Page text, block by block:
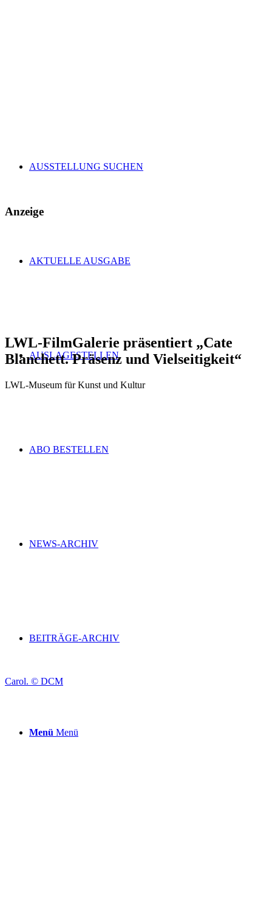
AUSSTELLUNG SUCHEN
AKTUELLE AUSGABE
AUSLAGESTELLEN
ABO BESTELLEN
NEWS-ARCHIV
BEITRÄGE-ARCHIV
Menü Menü
Anzeige
LWL-FilmGalerie präsentiert „Cate
Blanchett. Präsenz und Vielseitigkeit“
LWL-Museum für Kunst und Kultur
Carol. © DCM